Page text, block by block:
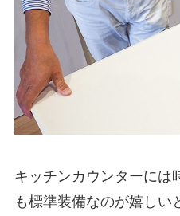
キッチンカウンターには
も標準装備なのが嬉しい